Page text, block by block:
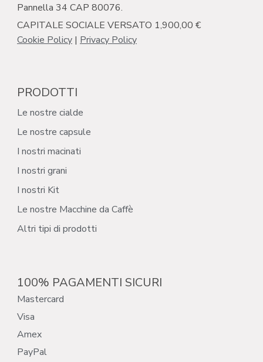
Pannella 34 CAP 80076.
CAPITALE SOCIALE VERSATO 1,900,00 €
Cookie Policy | Privacy Policy
PRODOTTI
Le nostre cialde
Le nostre capsule
I nostri macinati
I nostri grani
I nostri Kit
Le nostre Macchine da Caffè
Altri tipi di prodotti
100% PAGAMENTI SICURI
Mastercard
Visa
Amex
PayPal